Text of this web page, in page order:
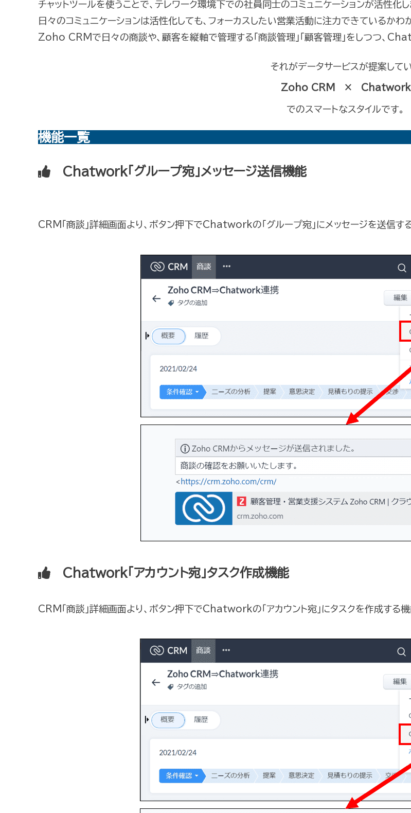
チャットツールを使うことで、テレワーク環境下での社員同士のコミュニケーションが活性化し
日々のコミュニケーションは活性化しても、フォーカスしたい営業活動に注力できているかわ
Zoho CRMで日々の商談や、顧客を縦軸で管理する「商談管理」「顧客管理」をしつつ、
それがデータサービスが提案して
Zoho CRM × Chatwork
でのスマートなスタイルです。
機能一覧
Chatwork「グループ宛」メッセージ送信機能
CRM「商談」詳細画面より、ボタン押下でChatworkの「グループ宛」にメッセージを送信す
Chatwork「アカウント宛」タスク作成機能
CRM「商談」詳細画面より、ボタン押下でChatworkの「アカウント宛」にタスクを作成する機